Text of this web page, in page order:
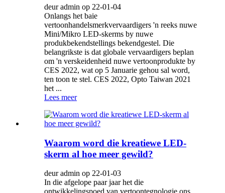
deur admin op 22-01-04
Onlangs het baie
vertoonhandelsmerkvervaardigers 'n reeks nuwe
Mini/Mikro LED-skerms by nuwe
produkbekendstellings bekendgestel. Die
belangrikste is dat globale vervaardigers beplan
om 'n verskeidenheid nuwe vertoonprodukte by
CES 2022, wat op 5 Januarie gehou sal word,
ten toon te stel. CES 2022, Opto Taiwan 2021
het ...
Lees meer
Waarom word die kreatiewe LED-
skerm al hoe meer gewild?
deur admin op 22-01-03
In die afgelope paar jaar het die